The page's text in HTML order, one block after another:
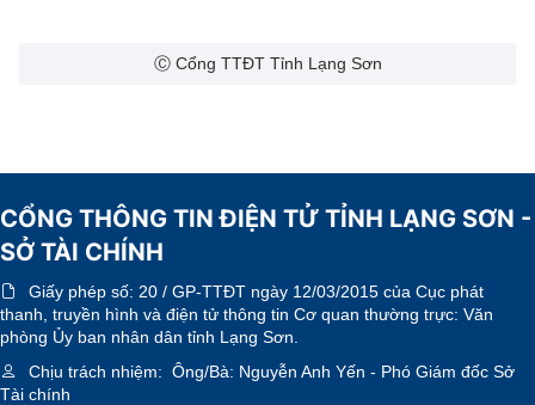
Ⓒ Cổng TTĐT Tỉnh Lạng Sơn
CỔNG THÔNG TIN ĐIỆN TỬ TỈNH LẠNG SƠN -
SỞ TÀI CHÍNH
Giấy phép số: 20 / GP-TTĐT ngày 12/03/2015 của Cục phát
thanh, truyền hình và điện tử thông tin Cơ quan thường trực: Văn
phòng Ủy ban nhân dân tỉnh Lạng Sơn.
Chịu trách nhiệm: Ông/Bà: Nguyễn Anh Yến - Phó Giám đốc Sở
Tài chính